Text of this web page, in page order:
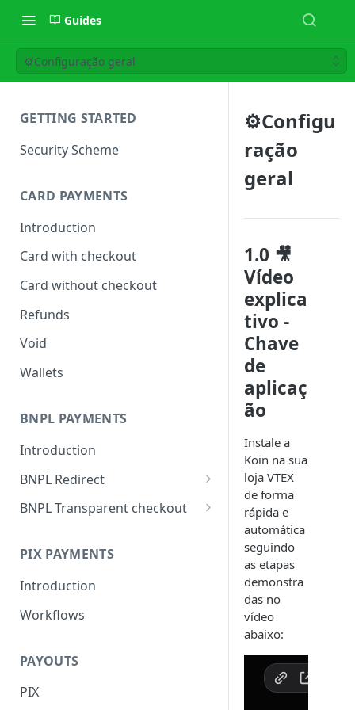
Guides
⚙️Configuração geral
GETTING STARTED
Security Scheme
CARD PAYMENTS
Introduction
Card with checkout
Card without checkout
Refunds
Void
Wallets
BNPL PAYMENTS
Introduction
BNPL Redirect
Embedded integration
BNPL Transparent checkout
PIX PAYMENTS
Introduction
Workflows
PAYOUTS
PIX
⚙️Configu
ração
geral
1.0 🎥
Vídeo
explica
tivo -
Chave
de
aplicaç
ão
Instale a
Koin na sua
loja VTEX
de forma
rápida e
automática
seguindo
as etapas
demonstra
das no
vídeo
abaixo: